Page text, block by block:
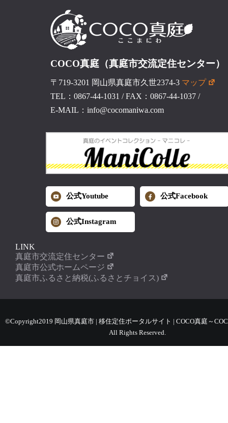
COCO真庭（真庭市交流定住センター）
〒719-3201 岡山県真庭市久世2374-3 マップ
TEL：0867-44-1031 /FAX：0867-44-1037/
E-MAIL：info@cocomaniwa.com
公式Youtube 公式Facebook
公式Instagram
LINK
真庭市交流定住センター
真庭市公式ホームページ
真庭市ふるさと納税(ふるさとチョイス)
©Copyright2019 岡山県真庭市 | 移住定住ポータルサイト | COCO真庭～
All Rights Reserved.